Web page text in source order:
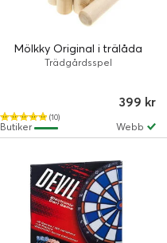
Mölkky Original i trälåda
Trädgårdsspel
(10)
399 kr
Webb
Butiker